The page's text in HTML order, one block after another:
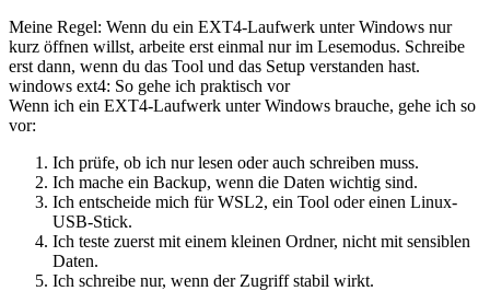
Meine Regel: Wenn du ein EXT4-Laufwerk unter Windows nur
kurz öffnen willst, arbeite erst einmal nur im Lesemodus. Schreibe
erst dann, wenn du das Tool und das Setup verstanden hast.
windows ext4: So gehe ich praktisch vor
Wenn ich ein EXT4-Laufwerk unter Windows brauche, gehe ich so
vor:
Ich prüfe, ob ich nur lesen oder auch schreiben muss.
Ich mache ein Backup, wenn die Daten wichtig sind.
Ich entscheide mich für WSL2, ein Tool oder einen Linux-
USB-Stick.
Ich teste zuerst mit einem kleinen Ordner, nicht mit sensiblen
Daten.
Ich schreibe nur, wenn der Zugriff stabil wirkt.